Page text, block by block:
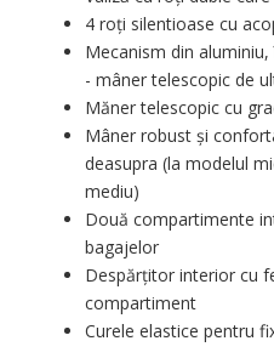
4 roți silentioase cu
Mecanism din
- mâner telescopic de
Măner telescopic cu
Mâner robust și
deasupra (la modelul
mediu)
Două compartimente
bagajelor
Despărțitor interior cu
compartiment
Curele elastice pentru